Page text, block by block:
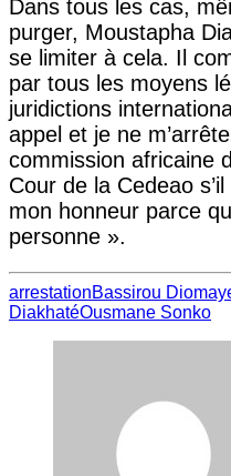
Dans tous les cas,
purger, Moustapha
se limiter à cela. Il
par tous les moyens
juridictions
appel et je ne
commission africaine
Cour de la Cedeao
mon honneur parce
personne ».
arrestationBassirou
DiakhatéOusmane Sonko